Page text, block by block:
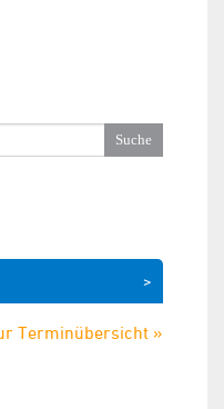
>
Terminübersicht »